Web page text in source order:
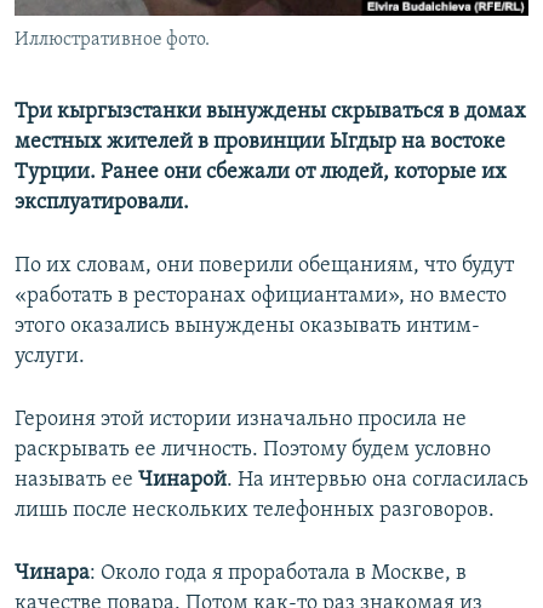
Иллюстративное фото.
Три кыргызстанки вынуждены скрываться в домах
местных жителей в провинции Ыгдыр на востоке
Турции. Ранее они сбежали от людей, которые их
эксплуатировали.
По их словам, они поверили обещаниям, что будут
«работать в ресторанах официантами», но вместо
этого оказались вынуждены оказывать интим-
услуги.
Героиня этой истории изначально просила не
раскрывать ее личность. Поэтому будем условно
называть ее Чинарой. На интервью она согласилась
лишь после нескольких телефонных разговоров.
Чинара: Около года я проработала в Москве, в